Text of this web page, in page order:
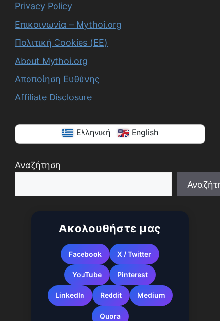
Privacy Policy
Επικοινωνία – Mythoi.org
Πολιτική Cookies (ΕΕ)
About Mythoi.org
Αποποίηση Ευθύνης
Affiliate Disclosure
Ελληνική English
Αναζήτηση
Ακολουθήστε μας
Facebook X / Twitter
YouTube Pinterest
LinkedIn Reddit Medium
Quora